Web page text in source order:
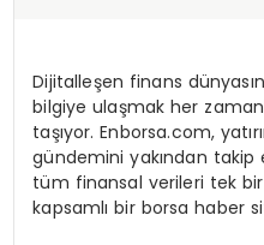
Dijitalleşen finans
bilgiye ulaşmak her
taşıyor. Enborsa.com,
gündemini yakından
tüm finansal verileri tek
kapsamlı bir borsa haber